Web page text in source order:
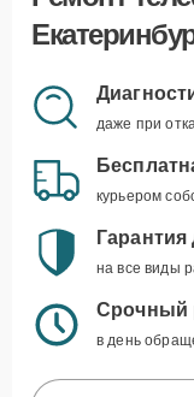
даже при
курьером
Гарантия
на все виды
Срочный
в день